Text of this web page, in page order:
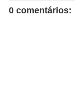
0 comentários: